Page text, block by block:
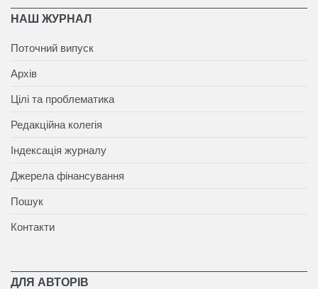
НАШ ЖУРНАЛ
Поточний випуск
Архів
Цілі та проблематика
Редакційна колегія
Індексація журналу
Джерела фінансування
Пошук
Контакти
ДЛЯ АВТОРІВ